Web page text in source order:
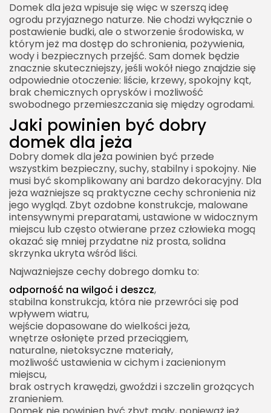
Domek dla jeża wpisuje się więc w szerszą ideę
ogrodu przyjaznego naturze. Nie chodzi wyłącznie o
postawienie budki, ale o stworzenie środowiska, w
którym jeż ma dostęp do schronienia, pożywienia,
wody i bezpiecznych przejść. Sam domek będzie
znacznie skuteczniejszy, jeśli wokół niego znajdzie się
odpowiednie otoczenie: liście, krzewy, spokojny kąt,
brak chemicznych oprysków i możliwość
swobodnego przemieszczania się między ogrodami.
Jaki powinien być dobry
domek dla jeża
Dobry domek dla jeża powinien być przede
wszystkim bezpieczny, suchy, stabilny i spokojny. Nie
musi być skomplikowany ani bardzo dekoracyjny. Dla
jeża ważniejsze są praktyczne cechy schronienia niż
jego wygląd. Zbyt ozdobne konstrukcje, malowane
intensywnymi preparatami, ustawione w widocznym
miejscu lub często otwierane przez człowieka mogą
okazać się mniej przydatne niż prosta, solidna
skrzynka ukryta wśród liści.
Najważniejsze cechy dobrego domku to:
odporność na wilgoć i deszcz,
stabilna konstrukcja, która nie przewróci się pod
wpływem wiatru,
wejście dopasowane do wielkości jeża,
wnętrze osłonięte przed przeciągiem,
naturalne, nietoksyczne materiały,
możliwość ustawienia w cichym i zacienionym
miejscu,
brak ostrych krawędzi, gwoździ i szczelin grożących
zranieniem.